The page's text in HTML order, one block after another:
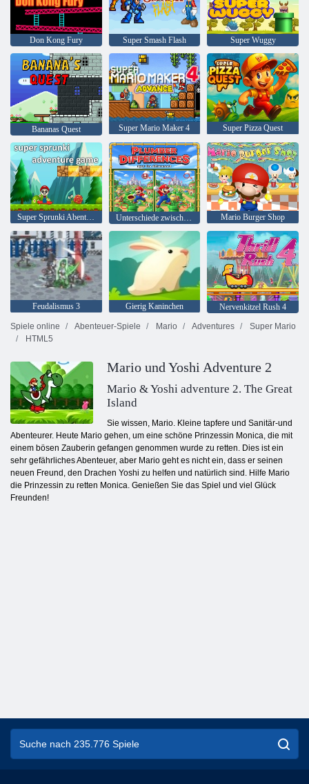
Don Kong Fury Super Smash Flash Super Wuggy
Bananas Quest Super Mario Maker 4 Super Pizza Quest
Super Sprunki Abenteuerspiel Unterschiede zwischen Klempnern Mario Burger Shop
Feudalismus 3 Gierig Kaninchen
Nervenkitzel Rush 4
Spiele online
Abenteuer-Spiele Mario Adventures
Super Mario
HTML5
Mario und Yoshi Adventure 2
Mario & Yoshi adventure 2. The Great
Island
Sie wissen, Mario. Kleine tapfere und Sanitär-und
Abenteurer. Heute Mario gehen, um eine schöne Prinzessin Monica, die mit
einem bösen Zauberin gefangen genommen wurde zu retten. Dies ist ein
sehr gefährliches Abenteuer, aber Mario geht es nicht ein, dass er seinen
neuen Freund, den Drachen Yoshi zu helfen und natürlich sind. Hilfe Mario
die Prinzessin zu retten Monica. Genießen Sie das Spiel und viel Glück
Freunden!